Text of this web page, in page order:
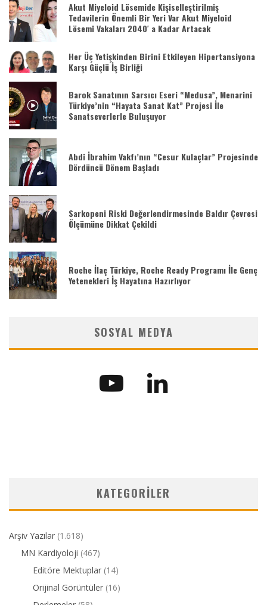
Akut Miyeloid Lösemide Kişiselleştirilmiş
Tedavilerin Önemli Bir Yeri Var Akut Miyeloid
Lösemi Vakaları 2040′ a Kadar Artacak
Her Üç Yetişkinden Birini Etkileyen Hipertansiyona
Karşı Güçlü İş Birliği
Barok Sanatının Sarsıcı Eseri “Medusa”, Menarini
Türkiye’nin “Hayata Sanat Kat” Projesi İle
Sanatseverlerle Buluşuyor
Abdi İbrahim Vakfı’nın “Cesur Kulaçlar” Projesinde
Dördüncü Dönem Başladı
Sarkopeni Riski Değerlendirmesinde Baldır Çevresi
Ölçümüne Dikkat Çekildi
Roche İlaç Türkiye, Roche Ready Programı İle Genç
Yetenekleri İş Hayatına Hazırlıyor
SOSYAL MEDYA
KATEGORILER
Arşiv Yazılar (1.618)
MN Kardiyoloji (467)
Editöre Mektuplar (14)
Orijinal Görüntüler (16)